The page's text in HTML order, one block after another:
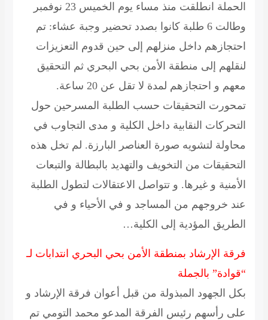
الحملة انطلقت منذ مساء يوم الخميس 23 نوفمبر
وطالت 6 طلبة كانوا بصدد تحضير وجبة عشاء: تم
احتجازهم داخل منزلهم إلى حين قدوم التعزيزات
لنقلهم إلى منطقة الأمن بحي البحري ثم التحقيق
معهم و احتجازهم لمدة لا تقل عن 20 ساعة.
تمحورت التحقيقات حسب الطلبة المسرحين حول
التحركات النقابية داخل الكلية و مدى التجاوب في
محاولة لتشويه صورة العناصر البارزة. لم تخل هذه
التحقيقات من التخويف والتهديد بالبطالة والتبعات
الأمنية و غيرها. و تتواصل الاعتقالات لتطول الطلبة
عند خروجهم من المساجد و في الأحياء و في
الطريق المؤدية إلى الكلية…
فرقة الإرشاد بمنطقة الأمن بحي البحري انتدابات لـ
“قوادة” بالجملة
بكل الجهود المبذولة من قبل أعوان فرقة الإرشاد و
على رأسهم رئيس الفرقة المدعو محمد التومي تم